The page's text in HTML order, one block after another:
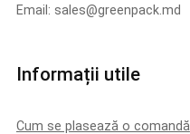
Email: sales@greenpack.md
Informații utile
Cum se plasează o comandă